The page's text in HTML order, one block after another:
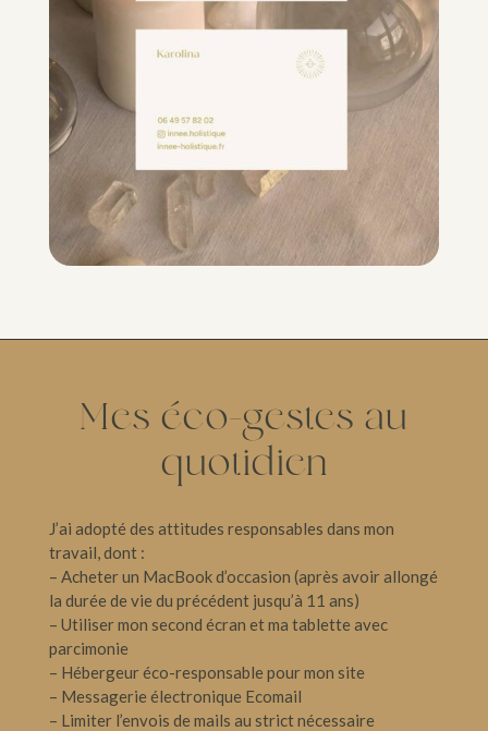
Mes éco-gestes au
quotidien
J’ai adopté des attitudes responsables dans mon
travail, dont :
– Acheter un MacBook d’occasion (après avoir allongé
la durée de vie du précédent jusqu’à 11 ans)
– Utiliser mon second écran et ma tablette avec
parcimonie
– Hébergeur éco-responsable pour mon site
– Messagerie électronique Ecomail
– Limiter l’envois de mails au strict nécessaire